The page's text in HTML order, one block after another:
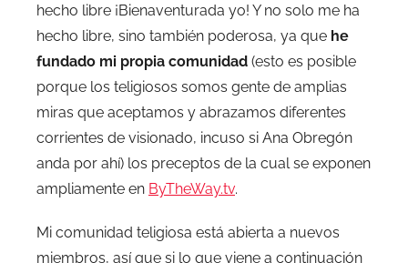
hecho libre ¡Bienaventurada yo! Y no solo me ha
hecho libre, sino también poderosa, ya que he
fundado mi propia comunidad (esto es posible
porque los teligiosos somos gente de amplias
miras que aceptamos y abrazamos diferentes
corrientes de visionado, incuso si Ana Obregón
anda por ahí) los preceptos de la cual se exponen
ampliamente en ByTheWay.tv.
Mi comunidad teligiosa está abierta a nuevos
miembros, así que si lo que viene a continuación